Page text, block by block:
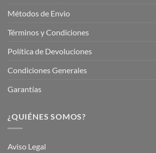
Métodos de Envio
Términos y Condiciones
Política de Devoluciones
Condiciones Generales
Garantías
¿QUIÉNES SOMOS?
Aviso Legal